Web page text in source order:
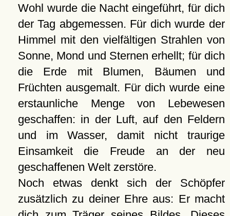
Wohl wurde die Nacht eingeführt, für dich
der Tag abgemessen. Für dich wurde der
Himmel mit den vielfältigen Strahlen von
Sonne, Mond und Sternen erhellt; für dich
die Erde mit Blumen, Bäumen und
Früchten ausgemalt. Für dich wurde eine
erstaunliche Menge von Lebewesen
geschaffen: in der Luft, auf den Feldern
und im Wasser, damit nicht traurige
Einsamkeit die Freude an der neu
geschaffenen Welt zerstöre.
Noch etwas denkt sich der Schöpfer
zusätzlich zu deiner Ehre aus: Er macht